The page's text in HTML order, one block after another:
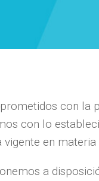
con la
con lo
en materia
a